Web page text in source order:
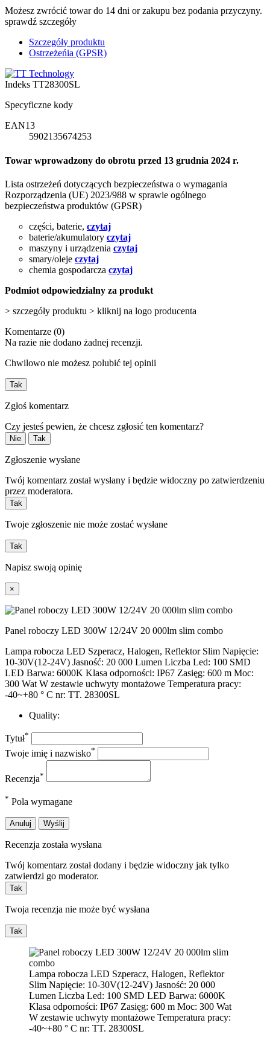
Możesz zwrócić towar do 14 dni or zakupu bez podania przyczyny.
sprawdź szczegóły
Szczegóły produktu
Ostrzeżeńia (GPSR)
Indeks TT28300SL
Specyficzne kody
EAN13
5902135674253
Towar wprowadzony do obrotu przed 13 grudnia 2024 r.
Lista ostrzeżeń dotyczących bezpieczeństwa o wymagania
Rozporządzenia (UE) 2023/988 w sprawie ogólnego
bezpieczeństwa produktów (GPSR)
części, baterie, czytaj
baterie/akumulatory czytaj
maszyny i urządzenia czytaj
smary/oleje czytaj
chemia gospodarcza czytaj
Podmiot odpowiedzialny za produkt
> szczegóły produktu > kliknij na logo producenta
Komentarze (0)
Na razie nie dodano żadnej recenzji.
Chwilowo nie możesz polubić tej opinii
Tak
Zgłoś komentarz
Czy jesteś pewien, że chcesz zgłosić ten komentarz?
Nie Tak
Zgłoszenie wysłane
Twój komentarz został wysłany i będzie widoczny po zatwierdzeniu
przez moderatora.
Tak
Twoje zgłoszenie nie może zostać wysłane
Tak
Napisz swoją opinię
×
Panel roboczy LED 300W 12/24V 20 000lm slim combo
Lampa robocza LED Szperacz, Halogen, Reflektor Slim Napięcie:
10-30V(12-24V) Jasność: 20 000 Lumen Liczba Led: 100 SMD
LED Barwa: 6000K Klasa odporności: IP67 Zasięg: 600 m Moc:
300 Wat W zestawie uchwyty montażowe Temperatura pracy:
-40~+80 ° C nr: TT. 28300SL
Quality:
Tytuł*
Twoje imię i nazwisko*
Recenzja*
* Pola wymagane
Anuluj Wyślij
Recenzja została wysłana
Twój komentarz został dodany i będzie widoczny jak tylko
zatwierdzi go moderator.
Tak
Twoja recenzja nie może być wysłana
Tak
Lampa robocza LED Szperacz, Halogen, Reflektor
Slim Napięcie: 10-30V(12-24V) Jasność: 20 000
Lumen Liczba Led: 100 SMD LED Barwa: 6000K
Klasa odporności: IP67 Zasięg: 600 m Moc: 300 Wat
W zestawie uchwyty montażowe Temperatura pracy:
-40~+80 ° C nr: TT. 28300SL